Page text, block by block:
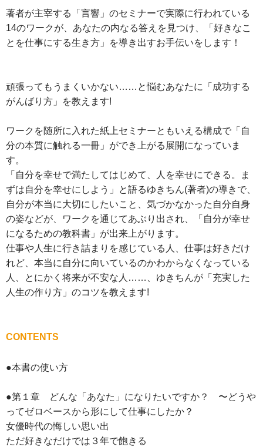
著者が主宰する「言響」のセミナーで実際に行われている
14のワークが、あなたの内なる答えを見つけ、「好きなこ
とを仕事にする生き方」を導き出すお手伝いをします！
頑張ってもうまくいかない……と悩むあなたに「成功する
がんばり方」を教えます!
ワークを随所に入れた紙上セミナーともいえる構成で「自
分の本質に触れる一冊」ができ上がる展開になっていま
す。
「自分を幸せで満たしてはじめて、人を幸せにできる。ま
ずは自分を幸せにしよう」と語るゆきちん(著者)の導きで、
自分が本当に大切にしたいこと、気づかなかった自分自身
の姿などが、ワークを通じてあぶり出され、「自分が幸せ
になるための教科書」が出来上がります。
仕事や人生に行き詰まりを感じている人、仕事は好きだけ
れど、本当に自分に向いているのかわからなくなっている
人、とにかく将来が不安な人……、ゆきちんが「充実した
人生の作り方」のコツを教えます!
CONTENTS
●本書の使い方
●第１章 どんな「あなた」になりたいですか？ 〜どうや
ってゼロベースから形にして仕事にしたか？
女優時代の悔しい思い出
ただ好きなだけでは３年で飽きる